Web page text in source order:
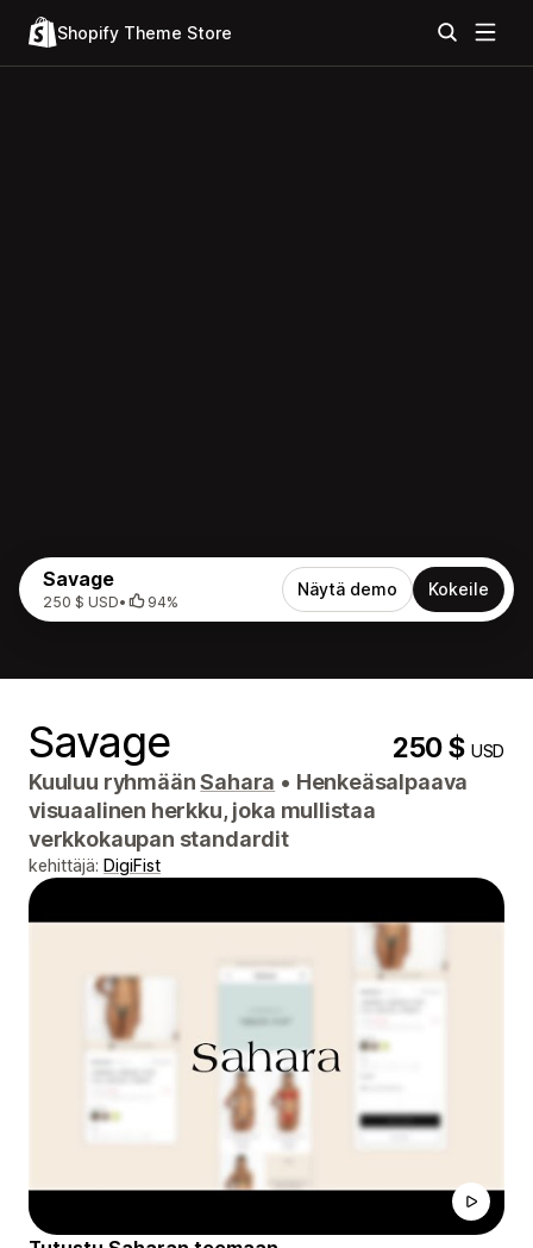
Shopify Theme Store
Savage
250 $ USD• 94%
Näytä demo Kokeile
Savage 250 $USD
Kuuluu ryhmäänSahara • Henkeäsalpaava
visuaalinen herkku, joka mullistaa
verkkokaupan standardit
kehittäjä: DigiFist